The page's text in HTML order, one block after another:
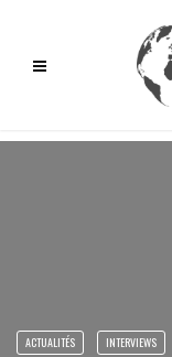
ACTUALITÉS INTERVIEWS